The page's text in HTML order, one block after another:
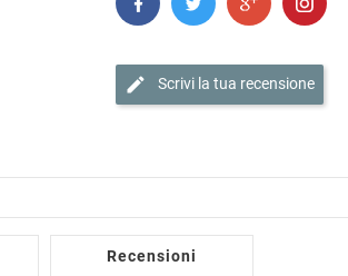
edit Scrivi la tua recensione
Recensioni